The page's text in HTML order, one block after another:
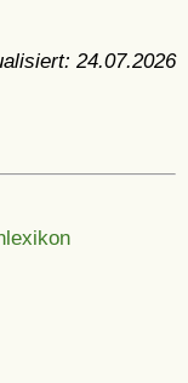
24.07.2026